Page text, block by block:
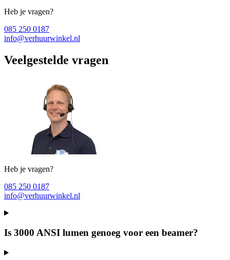
Heb je vragen?
085 250 0187
info@verhuurwinkel.nl
Veelgestelde vragen
Heb je vragen?
085 250 0187
info@verhuurwinkel.nl
Is 3000 ANSI lumen genoeg voor een beamer?